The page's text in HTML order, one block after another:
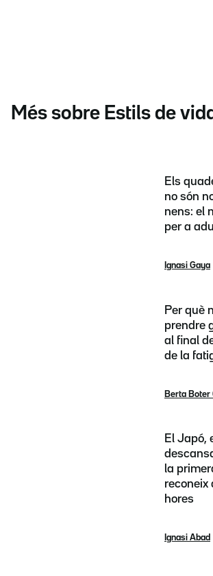
Més sobre Estils de
Els
no són
nens: el
per a
Ignasi Gaya
Per què
prendre
al final
de la
Berta Boter
El Japó,
la
reconeix
hores
Ignasi Abad